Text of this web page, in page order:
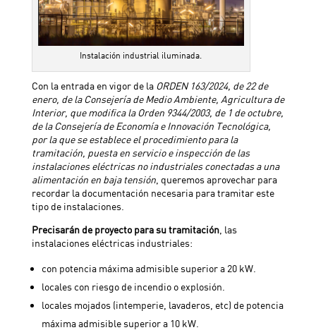
Instalación industrial iluminada.
Con la entrada en vigor de laORDEN 163/2024, de 22 de
enero, de la Consejería de Medio Ambiente, Agricultura de
Interior, que modifica la Orden 9344/2003, de 1 de octubre,
de la Consejería de Economía e Innovación Tecnológica,
por la que se establece el procedimiento para la
tramitación, puesta en servicio e inspección de las
instalaciones eléctricas no industriales conectadas a una
alimentación en baja tensión, queremos aprovechar para
recordar la documentación necesaria para tramitar este
tipo de instalaciones.
Precisarán de proyecto para su tramitación, las
instalaciones eléctricas industriales:
con potencia máxima admisible superior a 20 kW.
locales con riesgo de incendio o explosión.
locales mojados (intemperie, lavaderos, etc) de potencia
máxima admisible superior a 10 kW.